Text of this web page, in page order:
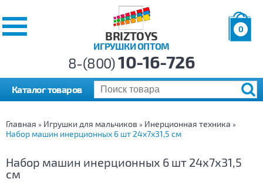
BRIZTOYS
ИГРУШКИ ОПТОМ
0
р.
8-(800)10-16-726
Каталог товаров
Главная » Игрушки для мальчиков » Инерционная техника »
Набор машин инерционных 6 шт 24х7х31,5 см
Набор машин инерционных 6 шт 24х7х31,5
см